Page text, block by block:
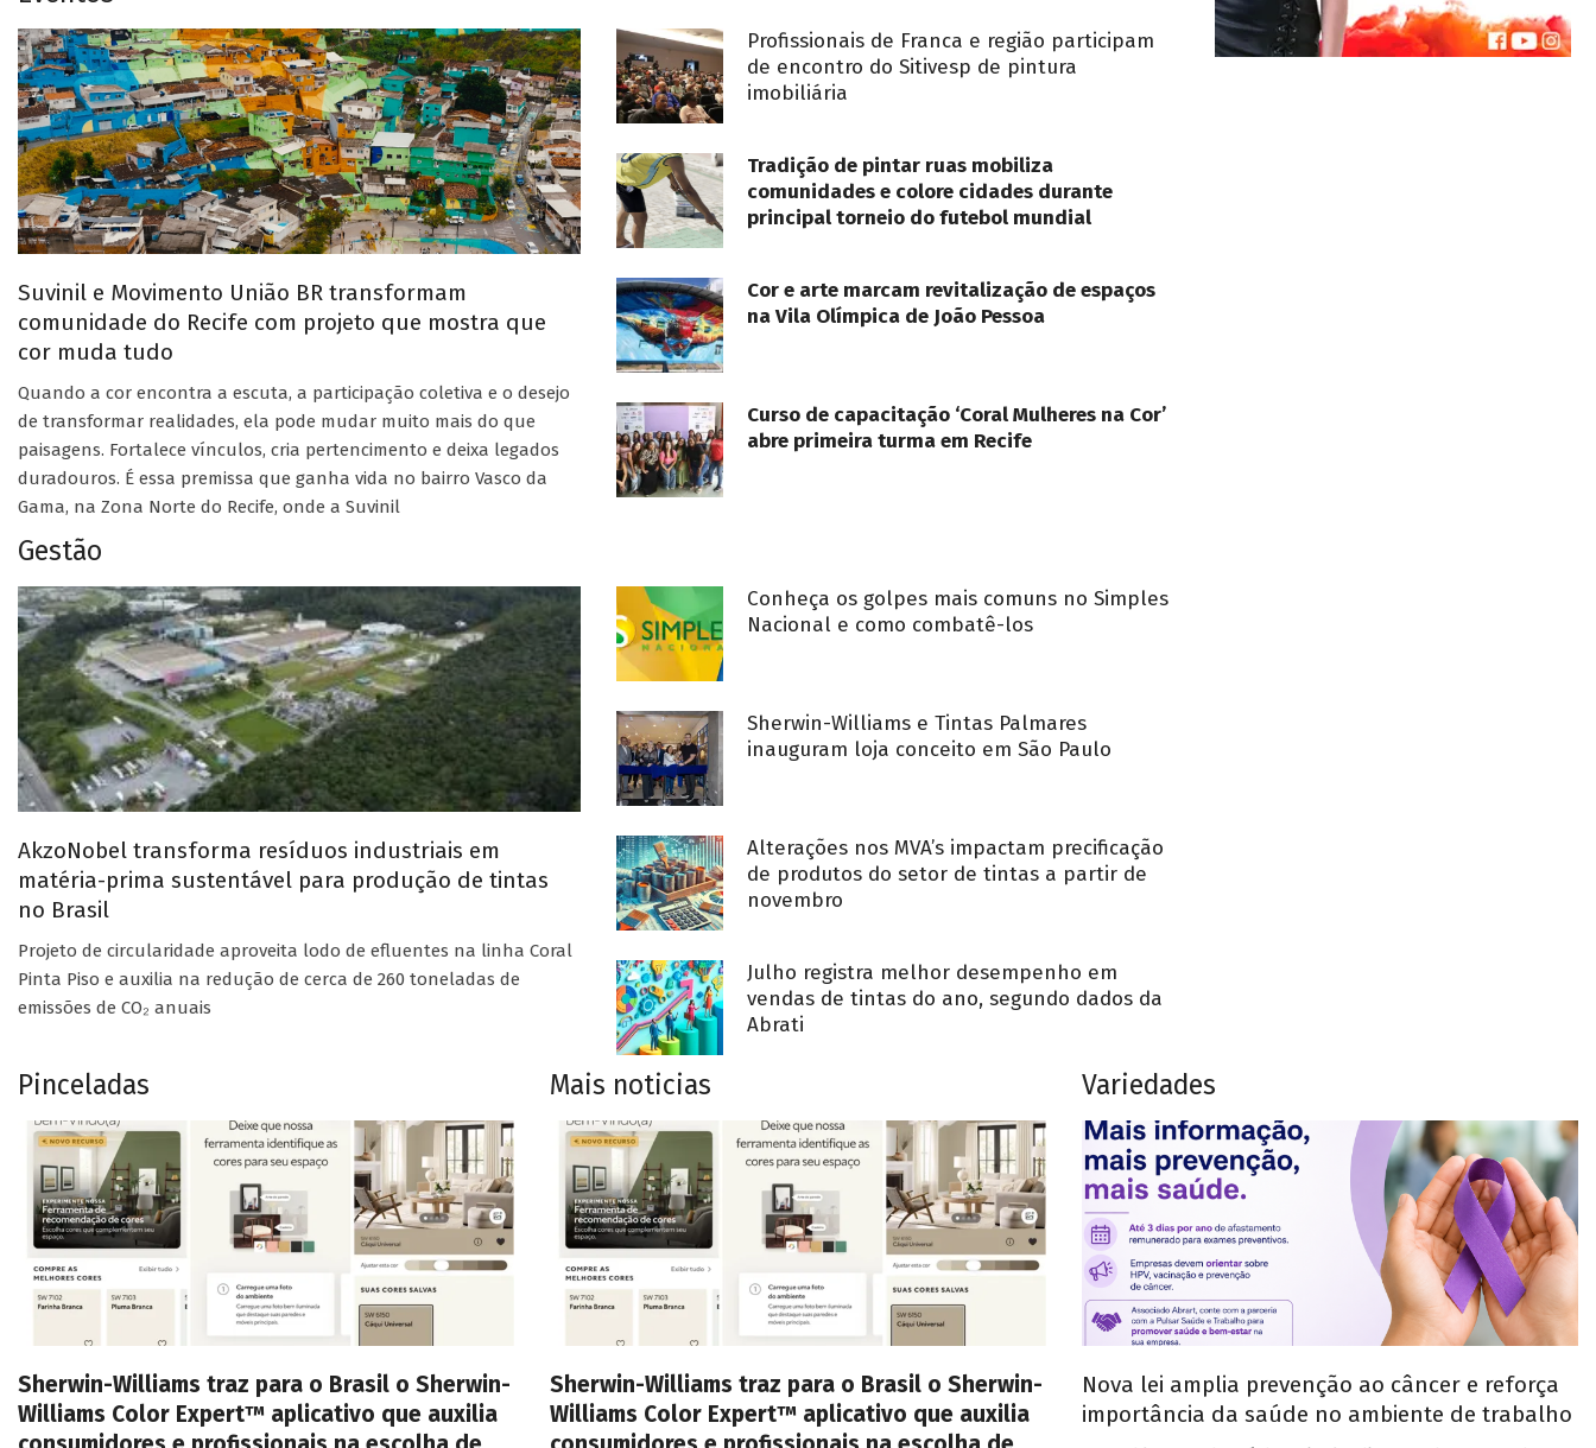
Suvinil e Movimento União BR transformam
comunidade do Recife com projeto que mostra que
cor muda tudo
Quando a cor encontra a escuta, a participação coletiva e o desejo
de transformar realidades, ela pode mudar muito mais do que
paisagens. Fortalece vínculos, cria pertencimento e deixa legados
duradouros. É essa premissa que ganha vida no bairro Vasco da
Gama, na Zona Norte do Recife, onde a Suvinil
Profissionais de Franca e região participam
de encontro do Sitivesp de pintura
imobiliária
Tradição de pintar ruas mobiliza
comunidades e colore cidades durante
principal torneio do futebol mundial
Cor e arte marcam revitalização de espaços
na Vila Olímpica de João Pessoa
Curso de capacitação ‘Coral Mulheres na Cor’
abre primeira turma em Recife
Gestão
AkzoNobel transforma resíduos industriais em
matéria-prima sustentável para produção de tintas
no Brasil
Projeto de circularidade aproveita lodo de efluentes na linha Coral
Pinta Piso e auxilia na redução de cerca de 260 toneladas de
emissões de CO₂ anuais
Conheça os golpes mais comuns no Simples
Nacional e como combatê-los
Sherwin-Williams e Tintas Palmares
inauguram loja conceito em São Paulo
Alterações nos MVA’s impactam precificação
de produtos do setor de tintas a partir de
novembro
Julho registra melhor desempenho em
vendas de tintas do ano, segundo dados da
Abrati
Pinceladas
Sherwin-Williams traz para o Brasil o Sherwin-
Williams Color Expert™ aplicativo que auxilia
Mais noticias
Sherwin-Williams traz para o Brasil o Sherwin-
Williams Color Expert™ aplicativo que auxilia
Variedades
Nova lei amplia prevenção ao câncer e reforça
importância da saúde no ambiente de trabalho